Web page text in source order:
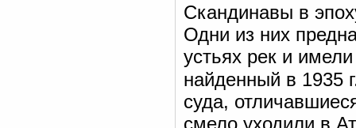
Скандинавы в
Одни из них
устьях рек и
найденный в 1935
суда,
смело уходили в